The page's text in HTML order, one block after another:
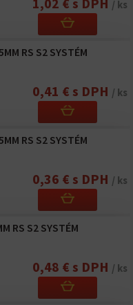
/ ks
RS S2 SYSTÉM
0,41 € s DPH / ks
RS S2 SYSTÉM
0,36 € s DPH / ks
RS S2 SYSTÉM
0,48 € s DPH / ks